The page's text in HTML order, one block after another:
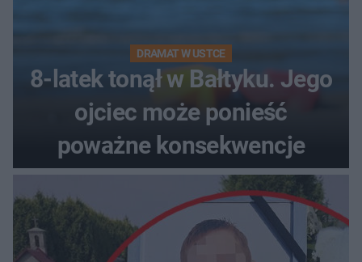
DRAMAT W USTCE
8-latek tonął w Bałtyku. Jego
ojciec może ponieść
poważne konsekwencje